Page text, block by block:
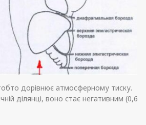
дорівнює атмосферному тиску.
ділянці, воно стає негативним (0,6